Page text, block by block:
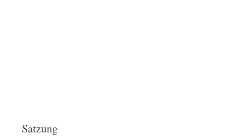
Satzung